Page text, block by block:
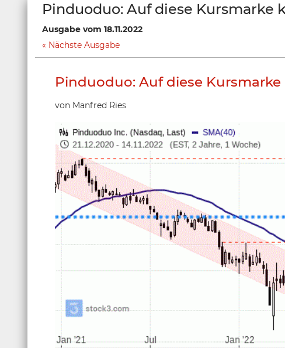
Pinduoduo: Auf diese Kursmarke
Ausgabe vom 18.11.2022
Nächste Ausgabe
Pinduoduo: Auf diese
von Manfred Ries